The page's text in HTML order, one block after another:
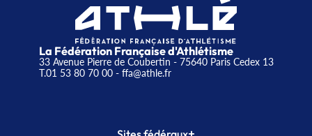
La Fédération Française d'Athlétisme
33 Avenue Pierre de Coubertin - 75640 Paris Cedex 13
T.01 53 80 70 00- ffa@athle.fr